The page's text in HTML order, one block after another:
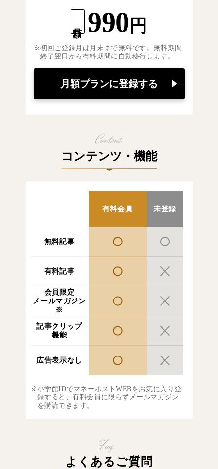
990 円
初回ご登録月は月末まで無料です。無料期間
終了翌日から有料期間に自動移行します。
月額プランに登録する
コンテンツ・機能
有料会員 未登録
無料記事
有料記事
会員限定
メールマガジン
※
記事クリップ
機能
広告表示なし
小学館IDでマネーポストWEBをお気に入り登
録すると、有料会員に限らずメールマガジン
を購読できます。
よくあるご質問